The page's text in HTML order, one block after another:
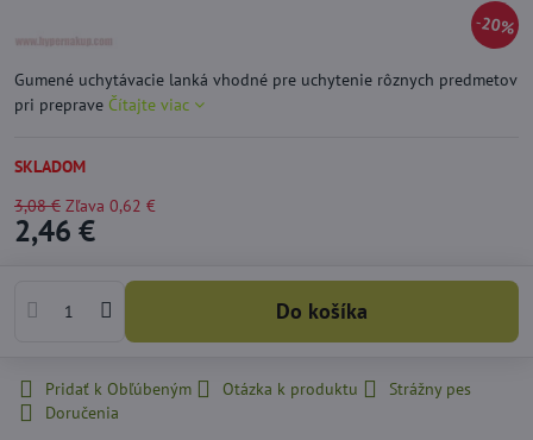
20%
Gumené uchytávacie lanká vhodné pre uchytenie rôznych predmetov
pri preprave Čítajte viac
SKLADOM
3,08 € Zľava 0,62 €
2,46 €
Do košíka
Pridať k Obľúbeným Otázka k produktu
Strážny pes
Doručenia